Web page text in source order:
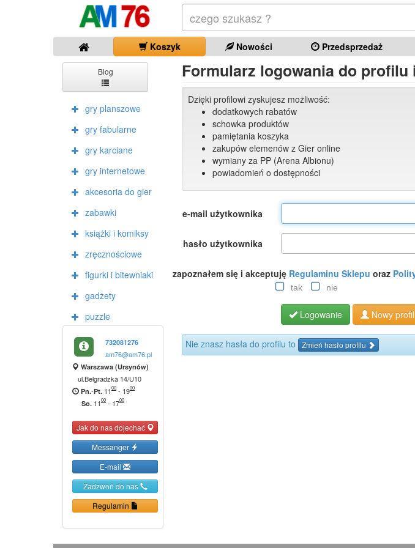
Koszyk Nowości Przedsprzedaż
Blog
gry planszowe
gry fabularne
gry karciane
gry internetowe
akcesoria do gier
zabawki
książki i komiksy
zręcznościowe
figurki i bitewniaki
gadżety
puzzle
732081276
am76@am76.pl
Warszawa (Ursynów)
ul.Belgradzka 14/U10
Pn.-Pt. 1100 - 1900
So. 1100 - 1700
Jak do nas dojechać
Messanger
E-mail
Zadzwoń do nas
Regulamin
Formularz logowania do profilu
Dzięki profilowi zyskujesz możliwość:
dodatkowych rabatów
schowka produktów
pamiętania koszyka
zakupów elemenów z Gier online
wymiany za PP (Arena Albionu)
powiadomień o dostępności
e-mail użytkownika
hasło użytkownika
zapoznałem się i akceptuję Regulaminu Sklepu oraz
tak nie
Logowanie Nowy profil
Nie znasz hasła do profilu to Zmień hasło profilu